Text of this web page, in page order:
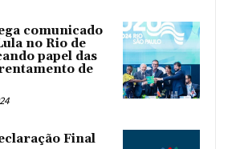
comunicado
no Rio de
papel das
de
Final